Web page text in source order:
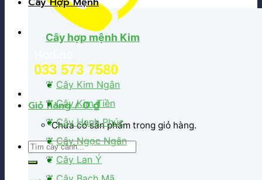
033 573 7580
Giỏ hàng /0₫
Chưa có sản phẩm trong giỏ hàng.
Tìm
kiếm:
Cây hợp mệnh Kim
❦ Cây Kim Ngân
❦ Cây Kim Tiền
❦ Cây Hạnh Phúc
❦ Cây Ngọc Ngân
❦ Cây Lan Ý